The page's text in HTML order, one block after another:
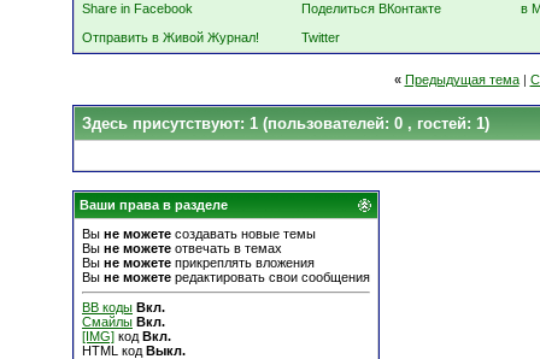
Share in Facebook
Поделиться ВКонтакте
в
Отправить в Живой Журнал!
Twitter
« Предыдущая тема|
Здесь присутствуют: 1 (пользователей: 0 , гостей: 1)
Ваши права в разделе
Вы не можете создавать новые темы
Вы не можете отвечать в темах
Вы не можете прикреплять вложения
Вы не можете редактировать свои сообщения
BB коды Вкл.
Смайлы Вкл.
[IMG] код Вкл.
HTML код Выкл.